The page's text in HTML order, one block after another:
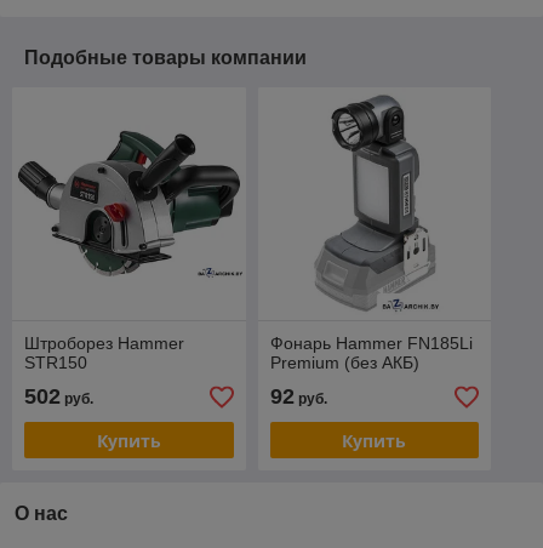
Подобные товары компании
Штроборез Hammer
STR150
502 руб.
Купить
Фонарь Hammer FN185Li
Premium (без АКБ)
92руб.
Купить
О нас